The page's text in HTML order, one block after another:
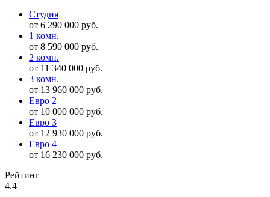
Студия
от 6 290 000 руб.
1 комн.
от 8 590 000 руб.
2 комн.
от 11 340 000 руб.
3 комн.
от 13 960 000 руб.
Евро 2
от 10 000 000 руб.
Евро 3
от 12 930 000 руб.
Евро 4
от 16 230 000 руб.
Рейтинг
4.4